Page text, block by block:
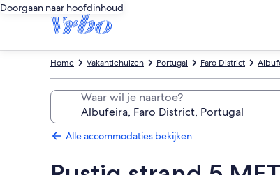
Doorgaan naar hoofdinhoud
Faro District
Portugal
Vakantiehuizen
Home
Waar wil je naartoe?
Alle accommodaties bekijken